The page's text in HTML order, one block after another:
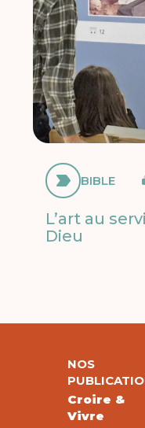
BIBLE
L’art au
Dieu
NOS
Croire &
Vivre